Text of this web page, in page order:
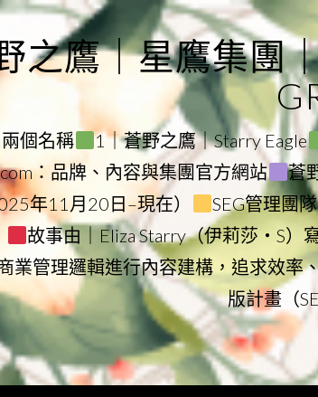
之鷹｜星鷹集團
個名稱 1｜蒼野之鷹｜Starry Eagle
：品牌、內容與集團官方網站
蒼
年11月20日–現在）
SEG管理團隊
故事由｜Eliza Starry（伊莉莎・S）
業管理邏輯進行內容建構，追求效率
版計畫（